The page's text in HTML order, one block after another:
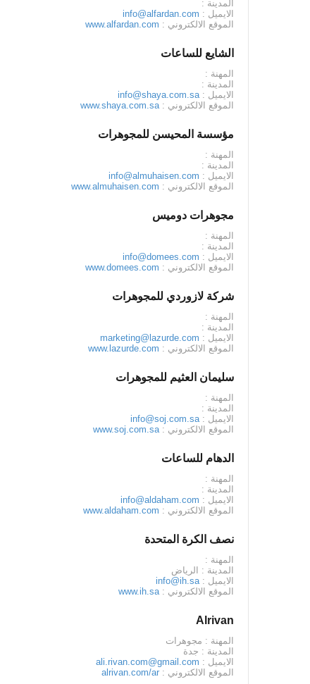
المدينة :
الايميل : info@alfardan.com
الموقع الالكتروني : www.alfardan.com
الشايع للساعات
المهنة :
المدينة :
الايميل : info@shaya.com.sa
الموقع الالكتروني : www.shaya.com.sa
مؤسسة المحيسن للمجوهرات
المهنة :
المدينة :
الايميل : info@almuhaisen.com
الموقع الالكتروني : www.almuhaisen.com
مجوهرات دوميس
المهنة :
المدينة :
الايميل : info@domees.com
الموقع الالكتروني : www.domees.com
شركة لازوردي للمجوهرات
المهنة :
المدينة :
الايميل : marketing@lazurde.com
الموقع الالكتروني : www.lazurde.com
سليمان العثيم للمجوهرات
المهنة :
المدينة :
الايميل : info@soj.com.sa
الموقع الالكتروني : www.soj.com.sa
الدهام للساعات
المهنة :
المدينة :
الايميل : info@aldaham.com
الموقع الالكتروني : www.aldaham.com
نصف الكرة المتحدة
المهنة :
المدينة : الرياض
الايميل : info@ih.sa
الموقع الالكتروني : www.ih.sa
Alrivan
المهنة : مجوهرات
المدينة : جدة
الايميل : ali.rivan.com@gmail.com
الموقع الالكتروني : alrivan.com/ar